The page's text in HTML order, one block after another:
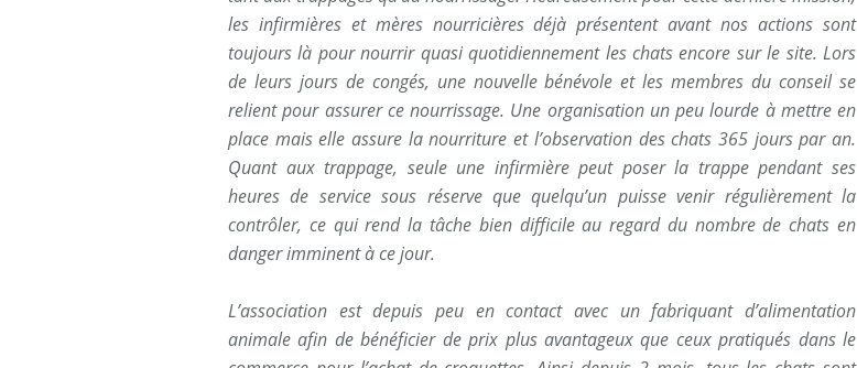
les infirmières et mères nourricières déjà présentent avant nos actions sont
toujours là pour nourrir quasi quotidiennement les chats encore sur le site. Lors
de leurs jours de congés, une nouvelle bénévole et les membres du conseil se
relient pour assurer ce nourrissage. Une organisation un peu lourde à mettre en
place mais elle assure la nourriture et l’observation des chats 365 jours par an.
Quant aux trappage, seule une infirmière peut poser la trappe pendant ses
heures de service sous réserve que quelqu’un puisse venir régulièrement la
contrôler, ce qui rend la tâche bien difficile au regard du nombre de chats en
danger imminent à ce jour.
L’association est depuis peu en contact avec un fabriquant d’alimentation
animale afin de bénéficier de prix plus avantageux que ceux pratiqués dans le